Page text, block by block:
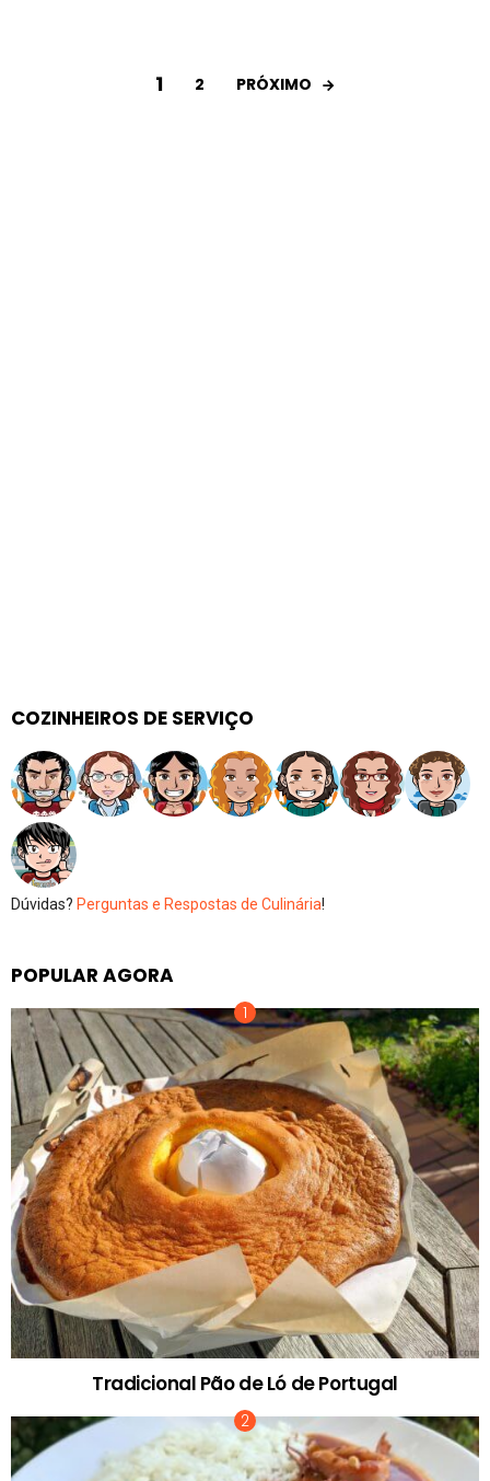
1 2 PRÓXIMO
COZINHEIROS DE SERVIÇO
Dúvidas? Perguntas e Respostas de Culinária!
POPULAR AGORA
Tradicional Pão de Ló de Portugal